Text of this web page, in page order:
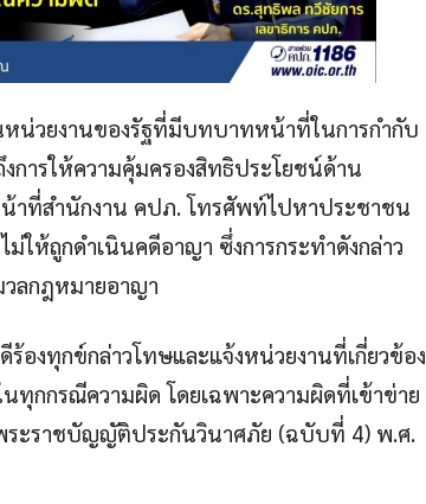
หน่วยงานของรัฐที่มีบทบาทหน้าที่ในการกำกับ
การให้ความคุ้มครองสิทธิประโยชน์ด้าน
าที่สำนักงาน คปภ. โทรศัพท์ไปหาประชาชน
ให้ถูกดำเนินคดีอาญา ซึ่งการกระทำดังกล่าว
วลกฎหมายอาญา
องทุกข์กล่าวโทษและแจ้งหน่วยงานที่เกี่ยวข้อง
กกรณีความผิด โดยเฉพาะความผิดที่เข้าข่าย
ระราชบัญญัติประกันวินาศภัย (ฉบับที่ 4) พ.ศ.